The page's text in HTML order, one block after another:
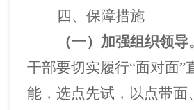
四、 保障措施
（一）加强组织领导。
干部要切实履行“面对面”
能，选点先试，以点带面